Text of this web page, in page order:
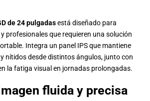
de 24 pulgadasestá diseñado para
profesionales que requieren una solución
Integra un panel IPS que mantiene
nítidos desde distintos ángulos, junto con
la fatiga visual en jornadas prolongadas.
fluida y precisa